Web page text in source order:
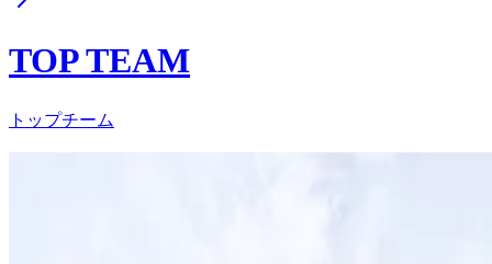
TOP TEAM
トップチーム